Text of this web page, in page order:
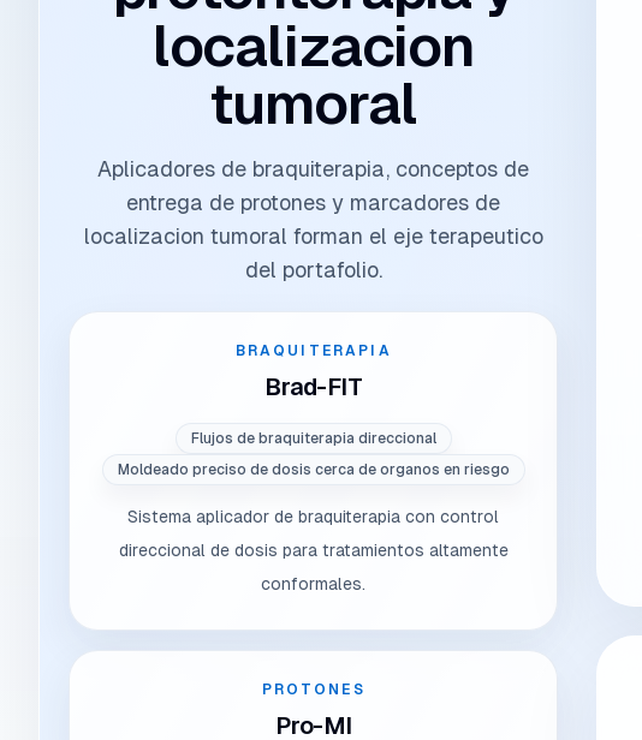
localizacion
tumoral
Aplicadores de braquiterapia, conceptos de
entrega de protones y marcadores de
localizacion tumoral forman el eje terapeutico
del portafolio.
BRAQUITERAPIA
Brad-FIT
Flujos de braquiterapia direccional
Moldeado preciso de dosis cerca de organos en riesgo
Sistema aplicador de braquiterapia con control
direccional de dosis para tratamientos altamente
conformales.
PROTONES
Pro-MI